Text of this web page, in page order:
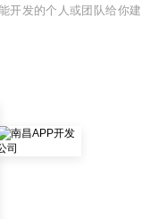
开发的个人或团队给你建